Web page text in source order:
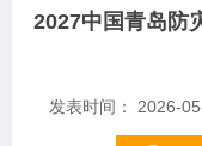
2027中国青岛防
发表时间： 2026-